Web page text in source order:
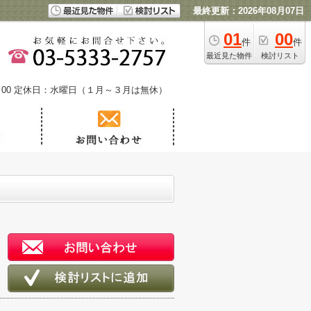
最終更新：2026年08月07日
01件
最近見た物件
00件
検討リスト
定休日：水曜日（１月～３月は無休）